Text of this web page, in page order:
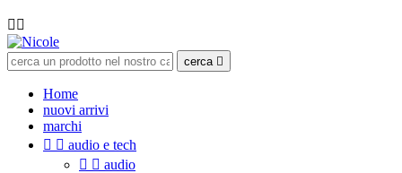

cerca 
Home
nuovi arrivi
marchi
  audio e tech
  audio